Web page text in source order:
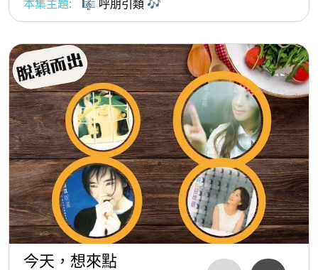
本集主題:
🎼 呼朋引類 🎶
今天，想來點